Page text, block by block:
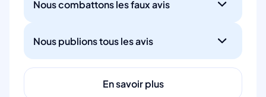
Nous combattons les faux avis
Nous publions tous les avis
En savoir plus